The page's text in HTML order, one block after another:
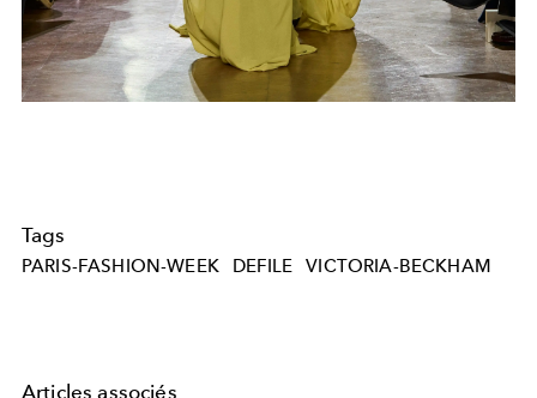
Tags
PARIS-FASHION-WEEK DEFILE VICTORIA-BECKHAM
Articles associés